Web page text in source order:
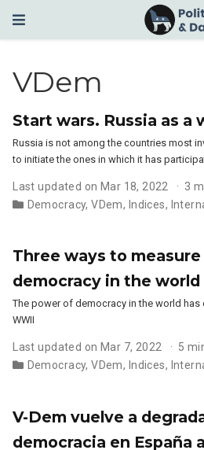
VDem
Start wars. Russia as a
Russia is not among the countries most
to initiate the ones in which it has
Last updated on Mar 18, 2022
3
Democracy,VDem, Indices,
Three ways to measure
democracy in the world
The power of democracy in the world
WWII
Last updated on Mar 7, 2022
5
Democracy,VDem, Indices,
V-Dem vuelve a
democracia en España